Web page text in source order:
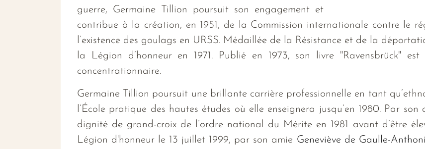
guerre, Germaine Tillion poursuit son engagement et
contribue à la création, en 1951, de la Commission internationale contre le
l’existence des goulags en URSS. Médaillée de la Résistance et de la
la Légion d’honneur en 1971. Publié en 1973, son livre "Ravensbrück"
concentrationnaire.
Germaine Tillion poursuit une brillante carrière professionnelle en tant
l’École pratique des hautes études où elle enseignera jusqu’en 1980. Par
dignité de grand-croix de l’ordre national du Mérite en 1981 avant d’être
Légion d'honneur le 13 juillet 1999, par son amie Geneviève de Gaulle-